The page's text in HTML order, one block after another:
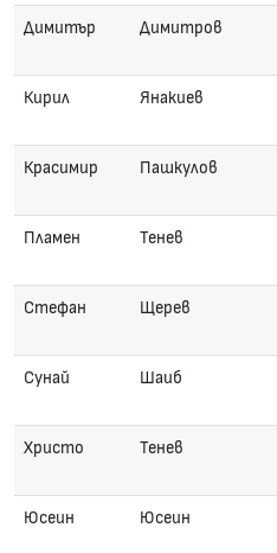
Димитър Димитров
Кирил Янакиев
Красимир Пашкулов
Пламен Тенев
Стефан Щерев
Сунай Шаиб
Христо Тенев
Юсеин Юсеин